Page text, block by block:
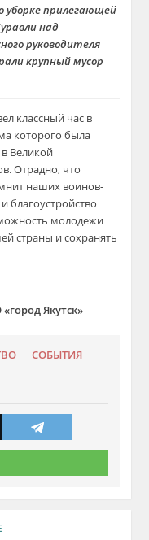
уборке прилегающей
над
руководителя
крупный мусор
классный час в
которого была
Великой
Отрадно, что
наших воинов-
благоустройство
молодежи
страны и сохранять
Якутск»
СОБЫТИЯ